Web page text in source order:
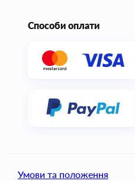
Способи оплати
Умови та положення